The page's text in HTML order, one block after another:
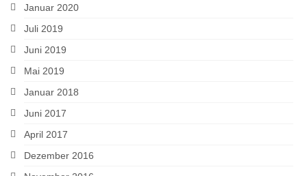
Januar 2020
Juli 2019
Juni 2019
Mai 2019
Januar 2018
Juni 2017
April 2017
Dezember 2016